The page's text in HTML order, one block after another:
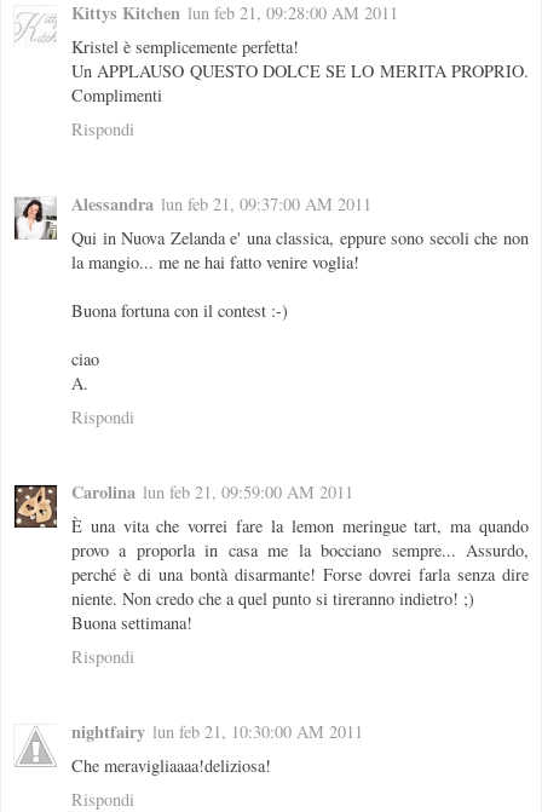
Kittys Kitchen lun feb 21, 09:28:00 AM 2011
Kristel è semplicemente perfetta!
Un APPLAUSO QUESTO DOLCE SE LO MERITA PROPRIO.
Complimenti
Rispondi
Alessandra lun feb 21, 09:37:00 AM 2011
Qui in Nuova Zelanda e' una classica, eppure sono secoli che non
la mangio... me ne hai fatto venire voglia!
Buona fortuna con il contest :-)
ciao
A.
Rispondi
Carolina lun feb 21, 09:59:00 AM 2011
È una vita che vorrei fare la lemon meringue tart, ma quando
provo a proporla in casa me la bocciano sempre... Assurdo,
perché è di una bontà disarmante! Forse dovrei farla senza dire
niente. Non credo che a quel punto si tireranno indietro! ;)
Buona settimana!
Rispondi
nightfairy lun feb 21, 10:30:00 AM 2011
Che meravigliaaaa!deliziosa!
Rispondi